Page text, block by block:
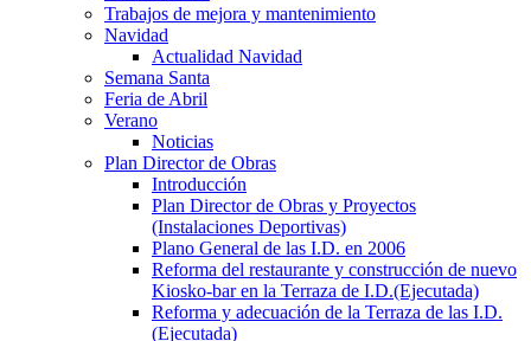
Trabajos de mejora y mantenimiento
Navidad
Actualidad Navidad
Semana Santa
Feria de Abril
Verano
Noticias
Plan Director de Obras
Introducción
Plan Director de Obras y Proyectos
(Instalaciones Deportivas)
Plano General de las I.D. en 2006
Reforma del restaurante y construcción de nuevo
Kiosko-bar en la Terraza de I.D.(Ejecutada)
Reforma y adecuación de la Terraza de las I.D.
(Ejecutada)